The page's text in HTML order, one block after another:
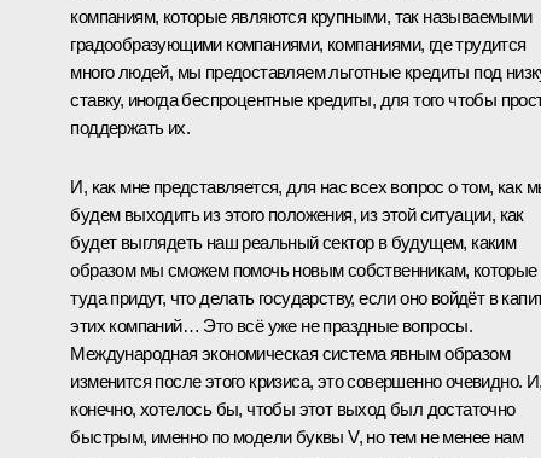
компаниям, которые являются крупными, так называемыми
градообразующими компаниями, компаниями, где трудится
много людей, мы предоставляем льготные кредиты под
ставку, иногда беспроцентные кредиты, для того чтобы
поддержать их.
И, как мне представляется, для нас всех вопрос о том, как
будем выходить из этого положения, из этой ситуации, как
будет выглядеть наш реальный сектор в будущем, каким
образом мы сможем помочь новым собственникам, которые
туда придут, что делать государству, если оно войдёт в
этих компаний… Это всё уже не праздные вопросы.
Международная экономическая система явным образом
изменится после этого кризиса, это совершенно очевидно.
конечно, хотелось бы, чтобы этот выход был достаточно
быстрым, именно по модели буквы V, но тем не менее нам